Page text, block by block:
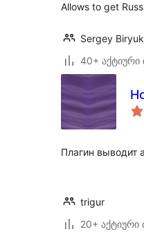
Allows to get
Sergey
40+ აქტიური
Плагин выводит
trigur
20+ აქტიური